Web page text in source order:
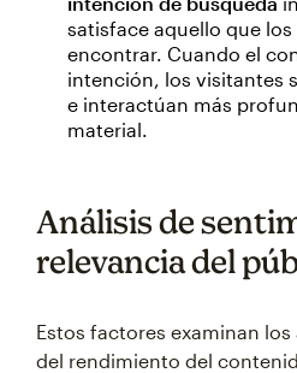
satisface aquello que
encontrar. Cuando el
intención, los visitantes
e interactúan más
material.
Análisis de
relevancia del
Estos factores examinan
del rendimiento del